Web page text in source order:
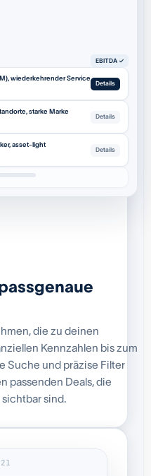
EBITDA ✓
wiederkehrender Service
Details
starke Marke
Details
asset-light
Details
die zu deinen
Kennzahlen bis zum
Suche und präzise Filter
passenden Deals, die
sind.